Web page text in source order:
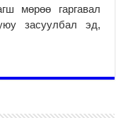
мөрөө гаргавал
засуулбал эд,